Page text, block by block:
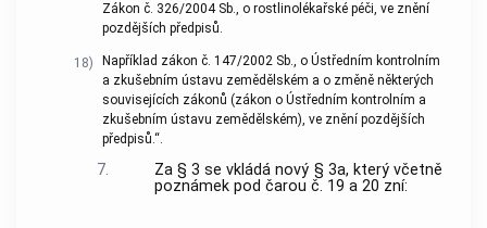
Zákon č. 326/2004 Sb., o rostlinolékařské péči, ve znění
pozdějších předpisů.
18)
Například zákon č. 147/2002 Sb., o Ústředním kontrolním
a zkušebním ústavu zemědělském a o změně některých
souvisejících zákonů (zákon o Ústředním kontrolním a
zkušebním ústavu zemědělském), ve znění pozdějších
předpisů.“.
7.
Za § 3 se vkládá nový § 3a, který včetně
poznámek pod čarou č. 19 a 20 zní: